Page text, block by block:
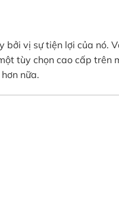
vị sự tiện lợi của nó.
tùy chọn cao cấp trên
nữa.